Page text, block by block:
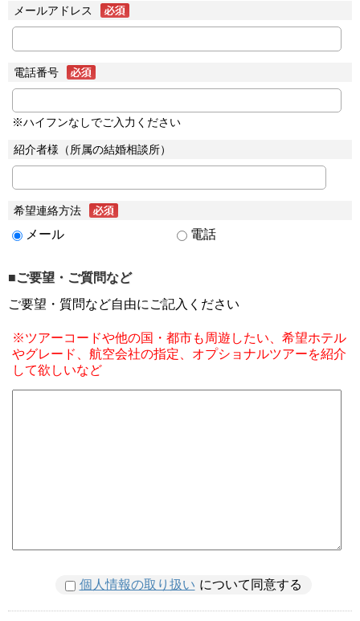
メールアドレス
電話番号
※ハイフンなしでご入力ください
紹介者様（所属の結婚相談所）
希望連絡方法
メール 電話
■ご要望・ご質問など
ご要望・質問など自由にご記入ください
※ツアーコードや他の国・都市も周遊したい、希望ホテル
やグレード、航空会社の指定、オプショナルツアーを紹介
して欲しいなど
個人情報の取り扱い について同意する